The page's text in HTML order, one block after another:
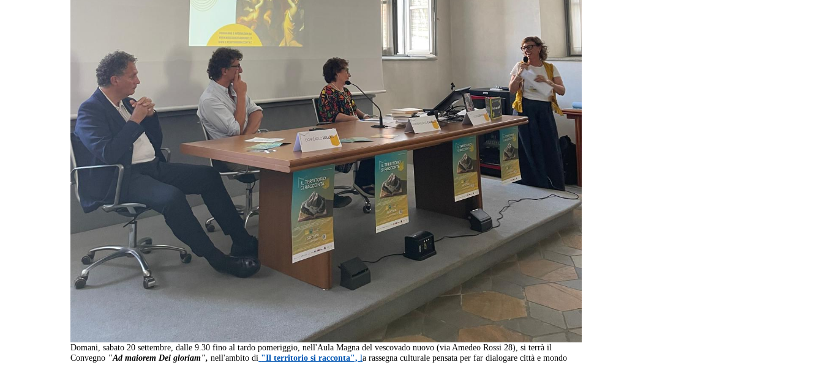
Domani, sabato 20 settembre, dalle 9.30 fino al tardo pomeriggio, nell'Aula Magna del vescovado nuovo (via Amedeo Rossi 28), si terrà il
Convegno "Ad maiorem Dei gloriam",nell'ambito di "Il territorio si racconta",la rassegna culturale pensata per far dialogare città e mondo